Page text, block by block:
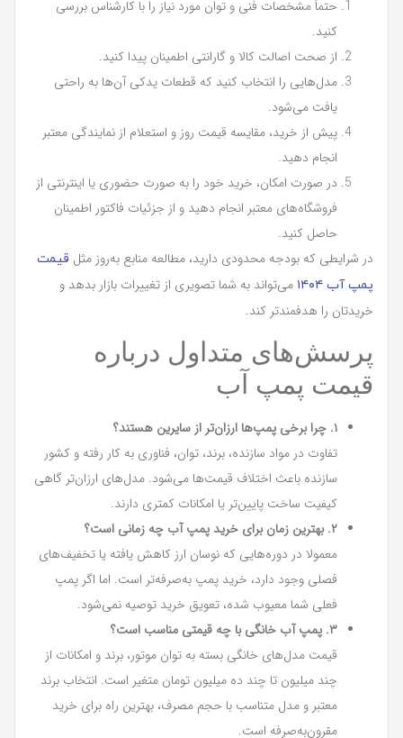
حتماً مشخصات فنی و توان مورد نیاز را با کارشناس بررسی
کنید.
از صحت اصالت کالا و گارانتی اطمینان پیدا کنید.
مدل‌هایی را انتخاب کنید که قطعات یدکی آن‌ها به راحتی
یافت می‌شود.
پیش از خرید، مقایسه قیمت روز و استعلام از نمایندگی معتبر
انجام دهید.
در صورت امکان، خرید خود را به صورت حضوری یا اینترنتی از
فروشگاه‌های معتبر انجام دهید و از جزئیات فاکتور اطمینان
حاصل کنید.
در شرایطی که بودجه محدودی دارید، مطالعه منابع به‌روز مثل قیمت
پمپ آب ۱۴۰۴
می‌تواند به شما تصویری از تغییرات بازار بدهد و
خریدتان را هدفمندتر کند.
پرسش‌های متداول درباره
قیمت پمپ آب
۱. چرا برخی پمپ‌ها ارزان‌تر از سایرین هستند؟
تفاوت در مواد سازنده، برند، توان، فناوری به کار رفته و کشور
سازنده باعث اختلاف قیمت‌ها می‌شود. مدل‌های ارزان‌تر گاهی
کیفیت ساخت پایین‌تر یا امکانات کمتری دارند.
۲. بهترین زمان برای خرید پمپ آب چه زمانی است؟
معمولا در دوره‌هایی که نوسان ارز کاهش یافته یا تخفیف‌های
فصلی وجود دارد، خرید پمپ به‌صرفه‌تر است. اما اگر پمپ
فعلی شما معیوب شده، تعویق خرید توصیه نمی‌شود.
۳. پمپ آب خانگی با چه قیمتی مناسب است؟
قیمت مدل‌های خانگی بسته به توان موتور، برند و امکانات از
چند میلیون تا چند ده میلیون تومان متغیر است. انتخاب برند
معتبر و مدل متناسب با حجم مصرف، بهترین راه برای خرید
مقرون‌به‌صرفه است.